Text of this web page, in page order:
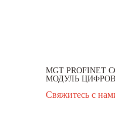
MGT PROFINET
МОДУЛЬ
Свяжитесь с